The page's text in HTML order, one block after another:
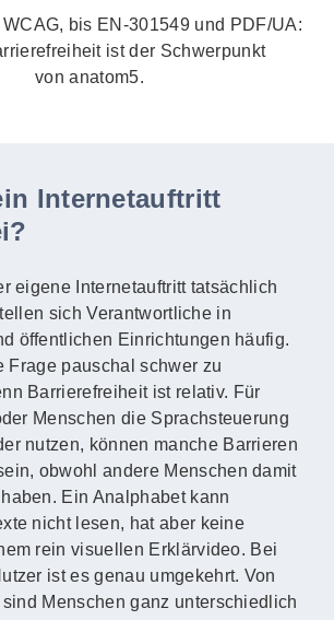
bis EN-301549 und PDF/UA:
ist der Schwerpunkt
von anatom5.
Internetauftritt
eigene Internetauftritt tatsächlich
sich Verantwortliche in
öffentlichen Einrichtungen häufig.
Frage pauschal schwer zu
Barrierefreiheit ist relativ. Für
Menschen die Sprachsteuerung
nutzen, können manche Barrieren
obwohl andere Menschen damit
Ein Analphabet kann
nicht lesen, hat aber keine
rein visuellen Erklärvideo. Bei
ist es genau umgekehrt. Von
Menschen ganz unterschiedlich